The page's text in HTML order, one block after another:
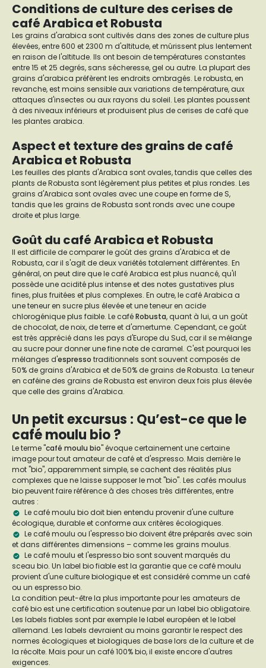
Conditions de culture des cerises de
café Arabica et Robusta
Les grains d'arabica sont cultivés dans des zones de culture plus
élevées, entre 600 et 2300 m d'altitude, et mûrissent plus lentement
en raison de l'altitude. Ils ont besoin de températures constantes
entre 15 et 25 degrés, sans sécheresse, gel ou autre. La plupart des
grains d'arabica préfèrent les endroits ombragés. Le robusta, en
revanche, est moins sensible aux variations de température, aux
attaques d'insectes ou aux rayons du soleil. Les plantes poussent
à des niveaux inférieurs et produisent plus de cerises de café que
les plantes arabica.
Aspect et texture des grains de café
Arabica et Robusta
Les feuilles des plants d'Arabica sont ovales, tandis que celles des
plants de Robusta sont légèrement plus petites et plus rondes. Les
grains d'Arabica sont ovales avec une coupe en forme de S,
tandis que les grains de Robusta sont ronds avec une coupe
droite et plus large.
Goût du café Arabica et Robusta
Il est difficile de comparer le goût des grains d'Arabica et de
Robusta, car il s'agit de deux variétés totalement différentes. En
général, on peut dire que le café Arabica est plus nuancé, qu'il
possède une acidité plus intense et des notes gustatives plus
fines, plus fruitées et plus complexes. En outre, le café Arabica a
une teneur en sucre plus élevée et une teneur en acide
chlorogénique plus faible. Le caféRobusta, quant à lui, a un goût
de chocolat, de noix, de terre et d'amertume. Cependant, ce goût
est très apprécié dans les pays d'Europe du Sud, car il se mélange
au sucre pour donner une fine note de caramel. C'est pourquoi les
mélanges d'espresso traditionnels sont souvent composés de
50% de grains d'Arabica et de 50% de grains de Robusta. La teneur
en caféine des grains de Robusta est environ deux fois plus élevée
que celle des grains d'Arabica.
Un petit excursus : Qu’est-ce que le
café moulu bio ?
Le terme "café moulu bio" évoque certainement une certaine
image pour tout amateur de café et d'espresso. Mais derrière le
mot "bio", apparemment simple, se cachent des réalités plus
complexes que ne laisse supposer le mot "bio". Les cafés moulus
bio peuvent faire référence à des choses très différentes, entre
autres :
Le café moulu bio doit bien entendu provenir d'une culture
écologique, durable et conforme aux critères écologiques.
Le café moulu ou l'espresso bio doivent être préparés avec soin
et dans différentes dimensions – comme les grains moulus.
Le café moulu et l'espresso bio sont souvent marqués du
sceau bio. Un label bio fiable est la garantie que ce café moulu
provient d'une culture biologique et est considéré comme un café
ou un espresso bio.
La condition peut-être la plus importante pour les amateurs de
café bio est une certification soutenue par un label bio obligatoire.
Les labels fiables sont par exemple le label européen et le label
allemand. Les labels devraient au moins garantir le respect des
normes écologiques et biologiques de base lors de la culture et de
la récolte. Mais pour un café 100% bio, il existe encore d'autres
exigences.